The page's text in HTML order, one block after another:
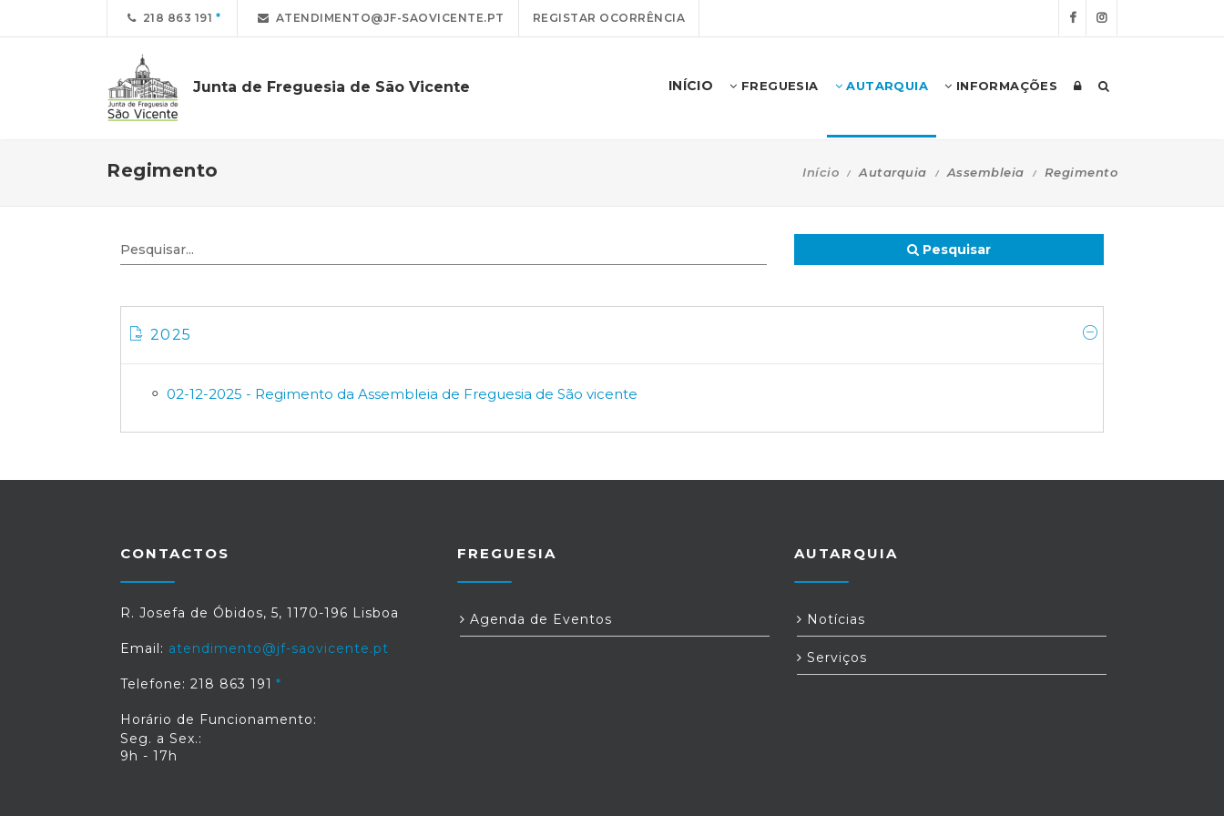
218 863 191 ATENDIMENTO@JF-SAOVICENTE.PT REGISTAR OCORRÊNCIA
Junta de Freguesia de São Vicente INÍCIO FREGUESIA AUTARQUIA INFORMAÇÕES
Regimento Início Autarquia Assembleia Regimento
Pesquisar
2025
02-12-2025 - Regimento da Assembleia de Freguesia de São vicente
CONTACTOS
R. Josefa de Óbidos, 5, 1170-196 Lisboa
Email: atendimento@jf-saovicente.pt
Telefone: 218 863 191
Horário de Funcionamento:
Seg. a Sex.:
9h - 17h
FREGUESIA
Agenda de Eventos
AUTARQUIA
Notícias
Serviços